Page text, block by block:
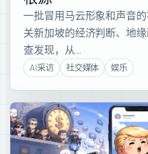
一批冒用马云形象和声音
关新加坡的经济判断、地
查发现，从…
AI采访 社交媒体 娱乐